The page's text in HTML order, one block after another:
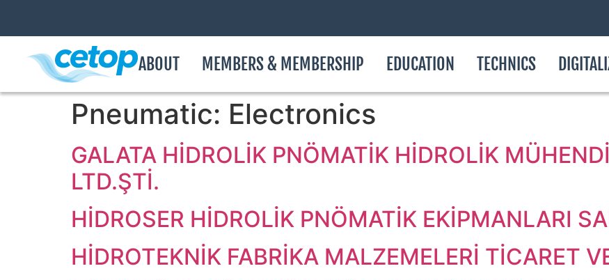
ABOUT MEMBERS & MEMBERSHIP EDUCATION TECHNICS
Pneumatic: Electronics
GALATA HİDROLİK PNÖMATİK HİDROLİK
LTD.ŞTİ.
HİDROSER HİDROLİK PNÖMATİK EKİPMANLARI
HİDROTEKNİK FABRİKA MALZEMELERİ TİCARET